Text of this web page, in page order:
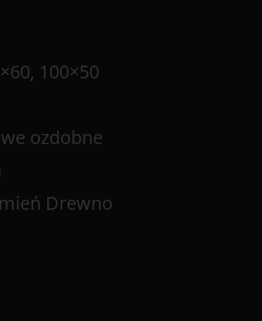
100×50
ozdobne
Drewno